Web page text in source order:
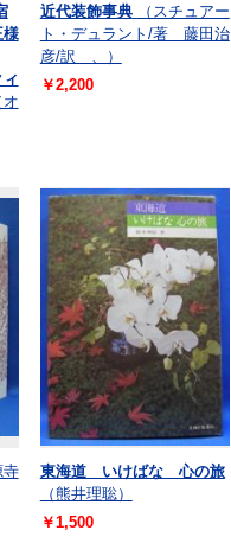
オ
近代装飾事典
（スチュアー
ト・デュラント/著 藤田治
彦/訳 、）
￥2,200
寺
東海道 いけばな 心の旅
（熊井理聡）
￥1,500